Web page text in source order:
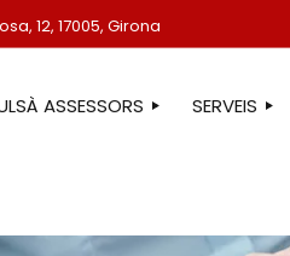
12, 17005, Girona
ASSESSORS SERVEIS